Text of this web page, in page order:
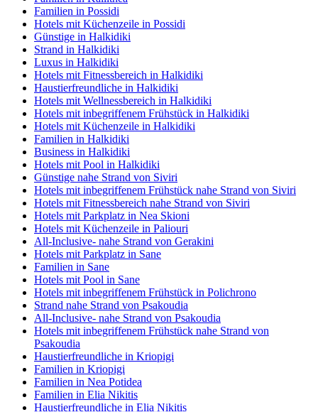
Familien in Possidi
Hotels mit Küchenzeile in Possidi
Günstige in Halkidiki
Strand in Halkidiki
Luxus in Halkidiki
Hotels mit Fitnessbereich in Halkidiki
Haustierfreundliche in Halkidiki
Hotels mit Wellnessbereich in Halkidiki
Hotels mit inbegriffenem Frühstück in Halkidiki
Hotels mit Küchenzeile in Halkidiki
Familien in Halkidiki
Business in Halkidiki
Hotels mit Pool in Halkidiki
Günstige nahe Strand von Siviri
Hotels mit inbegriffenem Frühstück nahe Strand von Siviri
Hotels mit Fitnessbereich nahe Strand von Siviri
Hotels mit Parkplatz in Nea Skioni
Hotels mit Küchenzeile in Paliouri
All-Inclusive- nahe Strand von Gerakini
Hotels mit Parkplatz in Sane
Familien in Sane
Hotels mit Pool in Sane
Hotels mit inbegriffenem Frühstück in Polichrono
Strand nahe Strand von Psakoudia
All-Inclusive- nahe Strand von Psakoudia
Hotels mit inbegriffenem Frühstück nahe Strand von
Psakoudia
Haustierfreundliche in Kriopigi
Familien in Kriopigi
Familien in Nea Potidea
Familien in Elia Nikitis
Haustierfreundliche in Elia Nikitis